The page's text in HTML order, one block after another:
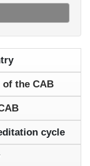
the CAB
cycle